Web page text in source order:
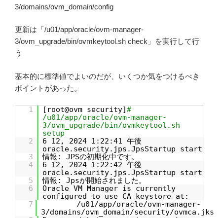
3/domains/ovm_domain/config
更新は「/u01/app/oracle/ovm-manager-
3/ovm_upgrade/bin/ovmkeytool.sh check」を実行して行
う
基本的に標準値でよいのだが、いくつか気をつけるべき
ポイントがあった。
1 [root@ovm security]#
/u01/app/oracle/ovm-manager-
3/ovm_upgrade/bin/ovmkeytool.sh
setup
2
6 12, 2024 1:22:41 午後
oracle.security.jps.JpsStartup start
3
情報: JPSの初期化中です。
4
6 12, 2024 1:22:42 午後
oracle.security.jps.JpsStartup start
5
情報: Jpsが開始されました。
6
Oracle VM Manager is currently
configured to use CA keystore at:
7
/u01/app/oracle/ovm-manager-
3/domains/ovm_domain/security/ovmca.jks